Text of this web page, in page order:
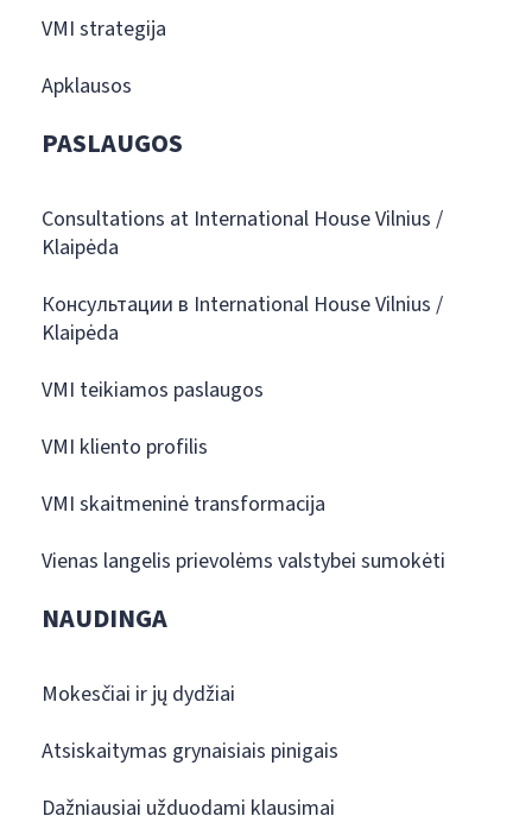
VMI strategija
Apklausos
PASLAUGOS
Consultations at International House Vilnius /
Klaipėda
Консультации в International House Vilnius /
Klaipėda
VMI teikiamos paslaugos
VMI kliento profilis
VMI skaitmeninė transformacija
Vienas langelis prievolėms valstybei sumokėti
NAUDINGA
Mokesčiai ir jų dydžiai
Atsiskaitymas grynaisiais pinigais
Dažniausiai užduodami klausimai